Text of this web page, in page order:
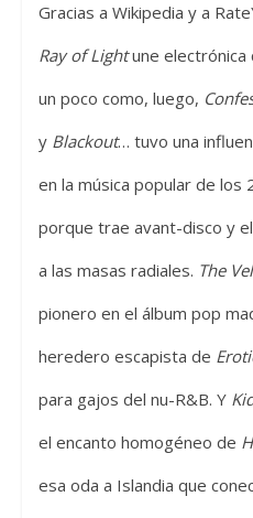
Gracias a Wikipedia y a
Ray of Lightune electrónica
un poco como, luego,
y Blackout… tuvo una
en la música popular de los
porque trae avant-disco y
a las masas radiales. The
pionero en el álbum pop
heredero escapista de
para gajos del nu-R&B. Y
el encanto homogéneo de
esa oda a Islandia que